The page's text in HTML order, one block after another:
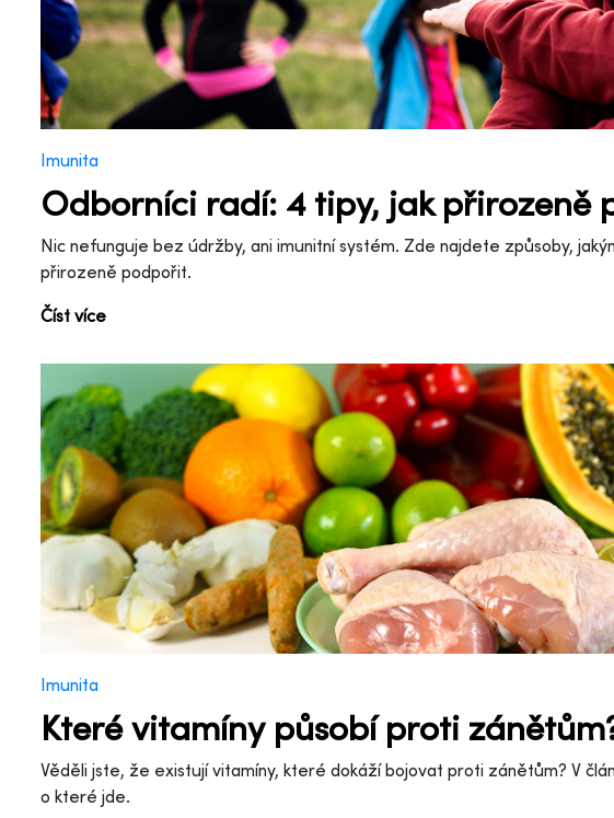
Imunita
Odborníci radí: 4 tipy, jak přirozeně
Nic nefunguje bez údržby, ani imunitní systém. Zde najdete způsoby,
přirozeně podpořit.
Číst více
Imunita
Které vitamíny působí proti
Věděli jste, že existují vitamíny, které dokáží bojovat proti zánětům? V
o které jde.